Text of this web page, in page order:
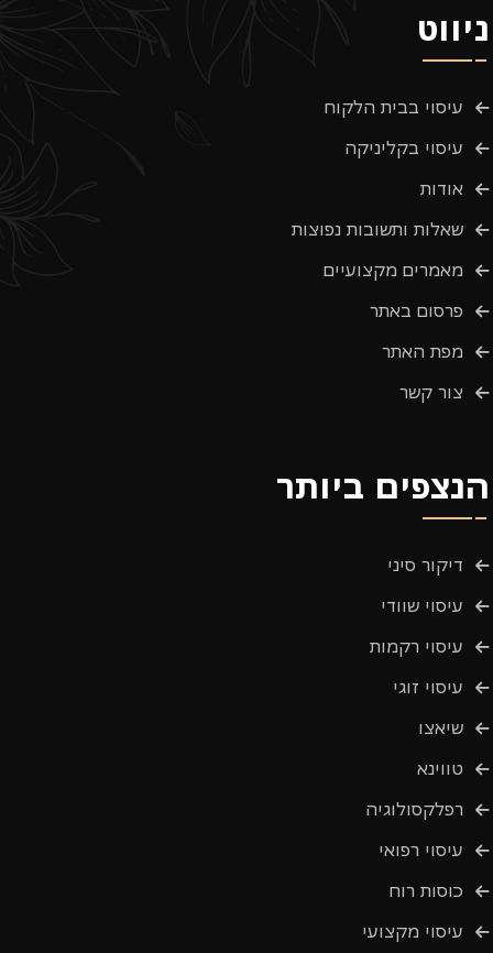
ניווט
עיסוי בבית הלקוח
עיסוי בקליניקה
אודות
שאלות ותשובות נפוצות
מאמרים מקצועיים
פרסום באתר
מפת האתר
צור קשר
הנצפים ביותר
דיקור סיני
עיסוי שוודי
עיסוי רקמות
עיסוי זוגי
שיאצו
טווינא
רפלקסולוגיה
עיסוי רפואי
כוסות רוח
עיסוי מקצועי